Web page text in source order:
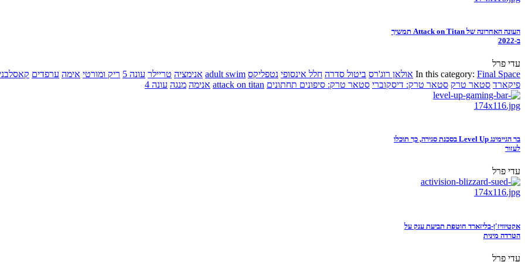
העונה האחרונה של Attack on Titan תמשיך
ב-2022
עדי פרל
In this category: Final Space אולאן רוג'רס ביטול סדרה חלל אינסופי נטפליקס adult swim אנימציה טריילר עונה 5 ריק ומורטי אימה ערפדים
פיקארד סטאר טרק סטאר טרק: דיסקוברי סטאר טרק: סיפונים תחתונים attack on titan אנימה מנגה עונה 4
בר הגיימינג Level Up בסכנת סגירה, כך תוכלו
לעזור
עדי פרל
אקטיוויז'ן-בליזארד חוטפת תביעת ענק על
הטרדה מינית
עדי פרל